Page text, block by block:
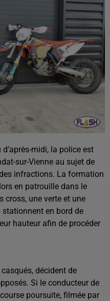
midi, la police est
sur-Vienne au sujet de
infractions. La formation
en patrouille dans le
cross, une verte et une
en bord de
hauteur afin de procéder
décident de
Si le conducteur de
poursuite, filmée par